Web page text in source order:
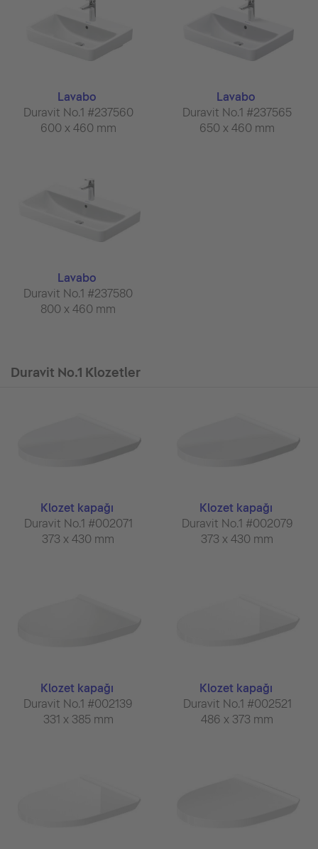
Lavabo
Duravit No.1 #237560
600 x 460 mm
Lavabo
Duravit No.1 #237565
650 x 460 mm
Lavabo
Duravit No.1 #237580
800 x 460 mm
Duravit No.1 Klozetler
Klozet kapağı
Duravit No.1 #002071
373 x 430 mm
Klozet kapağı
Duravit No.1 #002079
373 x 430 mm
Klozet kapağı
Duravit No.1 #002139
331 x 385 mm
Klozet kapağı
Duravit No.1 #002521
486 x 373 mm